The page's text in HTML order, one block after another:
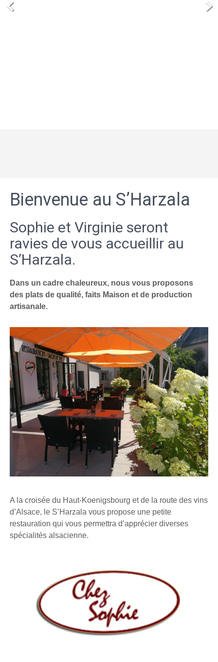
Bienvenue au S’Harzala
Sophie et Virginie seront
ravies de vous accueillir au
S’Harzala.
Dans un cadre chaleureux, nous vous proposons
des plats de qualité, faits Maison et de production
artisanale.
A la croisée du Haut-Koenigsbourg et de la route des vins
d’Alsace, le S’Harzala vous propose une petite
restauration qui vous permettra d’apprécier diverses
spécialités alsacienne.